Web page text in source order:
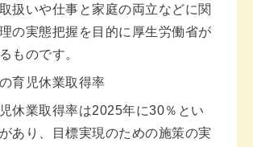
扱いや仕事と家庭の両立などに関
の実態把握を目的に厚生労働省が
ものです。
育児休業取得率
休業取得率は2025年に30％とい
あり、目標実現のための施策の実